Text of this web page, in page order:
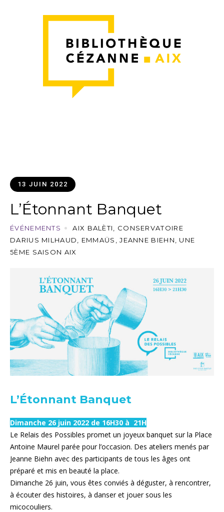
13 JUIN 2022
L’Étonnant Banquet
ÉVÉNEMENTS AIX BALÈTI
CONSERVATOIRE
DARIUS MILHAUD
EMMAÜS ,JEANNE BIEHN
UNE
5ÈME SAISON AIX
L’Étonnant Banquet
Dimanche 26 juin 2022 de 16H30 à 21H
Le Relais des Possibles promet un joyeux banquet sur la Place
Antoine Maurel parée pour l’occasion. Des ateliers menés par
Jeanne Biehn avec des participants de tous les âges ont
préparé et mis en beauté la place.
Dimanche 26 juin, vous êtes conviés à déguster, à rencontrer,
à écouter des histoires, à danser et jouer sous les
micocouliers.